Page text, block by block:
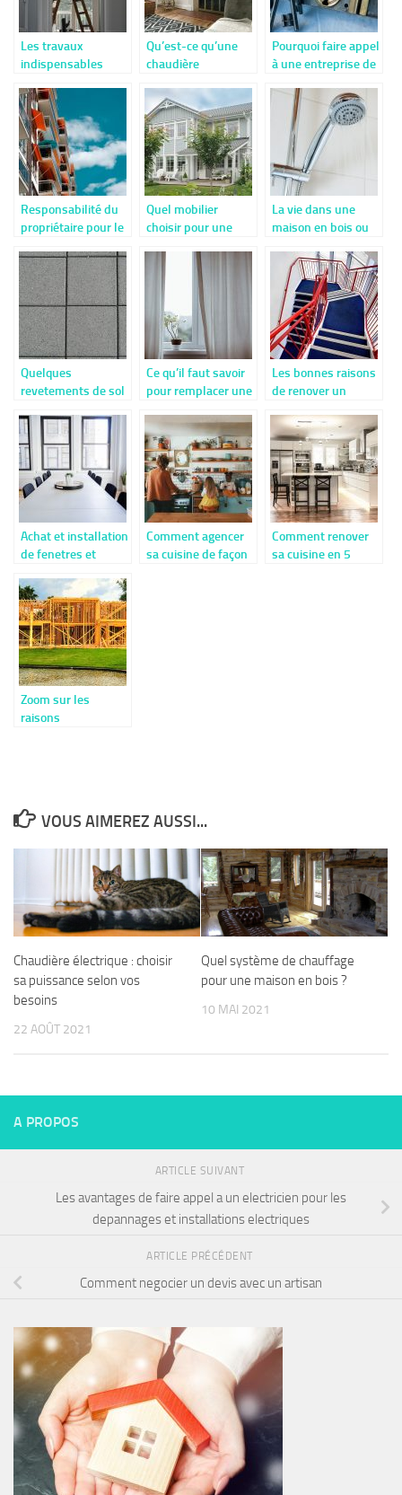
Les travaux
indispensables
d’une maison
Qu’est-ce qu’une
chaudière
L’intérêt de la
soupape de
sécurité
Pourquoi faire appel
à une entreprise de
Responsabilité du
propriétaire pour le
appartement
Quel mobilier
choisir pour une
La vie dans une
maison en bois ou
chauffage eau et air
Quelques
revetements de sol
pour le garage
Ce qu’il faut savoir
pour remplacer une
Les bonnes raisons
de renover un
Achat et installation
de fenetres et
conseils utiles
Comment agencer
sa cuisine de façon
Comment renover
sa cuisine en 5
Zoom sur les
raisons
VOUS AIMEREZ AUSSI...
Chaudière électrique : choisir
sa puissance selon vos
besoins
22 AOÛT 2021
Quel système de chauffage
pour une maison en bois ?
10 MAI 2021
A PROPOS
ARTICLE SUIVANT
Les avantages de faire appel a un electricien pour les
depannages et installations electriques
ARTICLE PRÉCÉDENT
Comment negocier un devis avec un artisan